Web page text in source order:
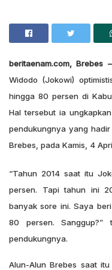
beritaenam.com, Brebes –
Widodo (Jokowi)
hingga 80 persen di
Hal tersebut ia
pendukungnya yang
Brebes, pada Kamis, 4
“‎Tahun 2014 saat itu
persen. Tapi tahun ini
banyak sore ini. Saya
80 persen.
pendukungnya.
Alun-Alun Brebes saat